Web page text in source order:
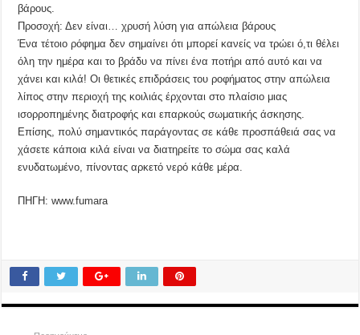
βάρους.
Προσοχή: Δεν είναι… χρυσή λύση για απώλεια βάρους
Ένα τέτοιο ρόφημα δεν σημαίνει ότι μπορεί κανείς να τρώει ό,τι θέλει
όλη την ημέρα και το βράδυ να πίνει ένα ποτήρι από αυτό και να
χάνει και κιλά! Οι θετικές επιδράσεις του ροφήματος στην απώλεια
λίπος στην περιοχή της κοιλιάς έρχονται στο πλαίσιο μιας
ισορροπημένης διατροφής και επαρκούς σωματικής άσκησης.
Επίσης, πολύ σημαντικός παράγοντας σε κάθε προσπάθειά σας να
χάσετε κάποια κιλά είναι να διατηρείτε το σώμα σας καλά
ενυδατωμένο, πίνοντας αρκετό νερό κάθε μέρα.
ΠΗΓΗ: www.fumara